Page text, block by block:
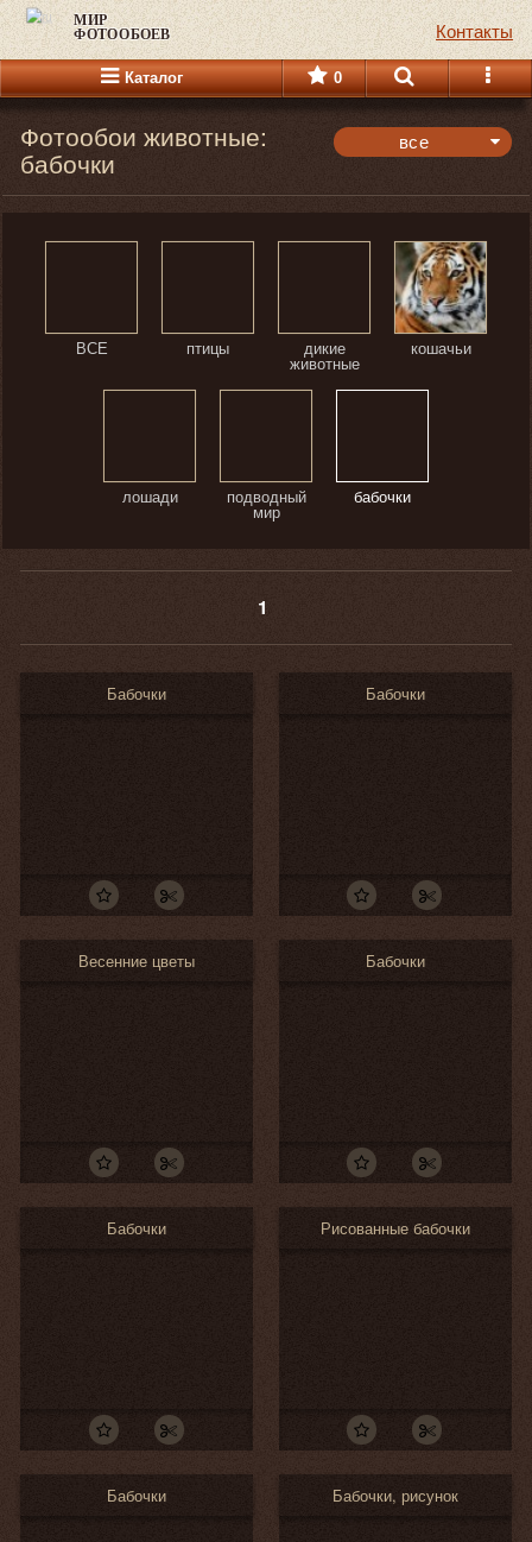
МИР
ФОТООБОЕВ Контакты
Каталог 0
все
вертикальные
все
Фотообои животные:
бабочки
ВСЕ птицы дикие
животные
кошачьи
лошади подводный
мир
бабочки
1
Бабочки Бабочки
Весенние цветы Бабочки
Бабочки Рисованные бабочки
Бабочки Бабочки, рисунок